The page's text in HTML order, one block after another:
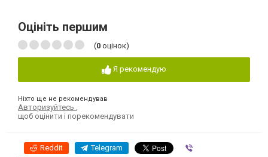
Оцініть першим
(0 оцінок)
Я рекомендую
Ніхто ще не рекомендував
Авторизуйтесь
щоб оцінити і порекомендувати
Reddit Telegram